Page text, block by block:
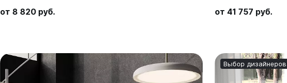
от 8 820 руб. от 41 757 руб.
Выбор дизайнеров